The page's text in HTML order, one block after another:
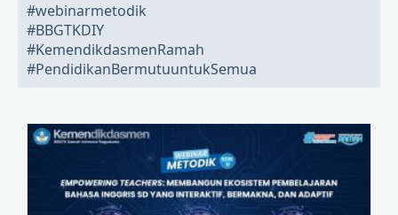
#webinarmetodik
#BBGTKDIY
#KemendikdasmenRamah
#PendidikanBermutuuntukSemua